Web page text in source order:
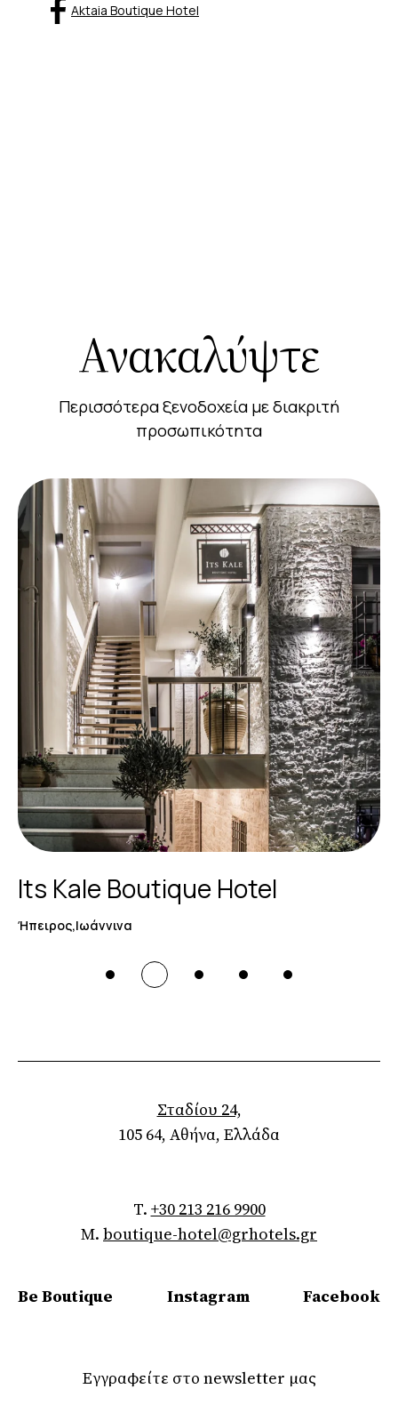
Aktaia Boutique Hotel
Ανακαλύψτε
Περισσότερα ξενοδοχεία με διακριτή
προσωπικότητα
Its Kale Boutique Hotel
Ήπειρος,Ιωάννινα
Σταδίου 24,
105 64, Αθήνα, Ελλάδα
T. +30 213 216 9900
M. boutique-hotel@grhotels.gr
Be Boutique Instagram Facebook
Εγγραφείτε στο newsletter μας